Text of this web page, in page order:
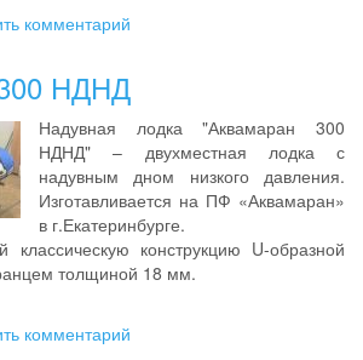
комментарий
НДНД
Надувная лодка "Аквамаран 300
НДНД" – двухместная лодка с
надувным дном низкого давления.
Изготавливается на ПФ «Аквамаран»
в г.Екатеринбурге.
классическую конструкцию U-образной
толщиной 18 мм.
комментарий